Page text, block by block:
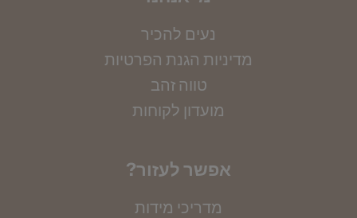
נעים להכיר
מדיניות הגנת הפרטיות
טווה זהב
מועדון לקוחות
?אפשר לעזור
מדריכי מידות